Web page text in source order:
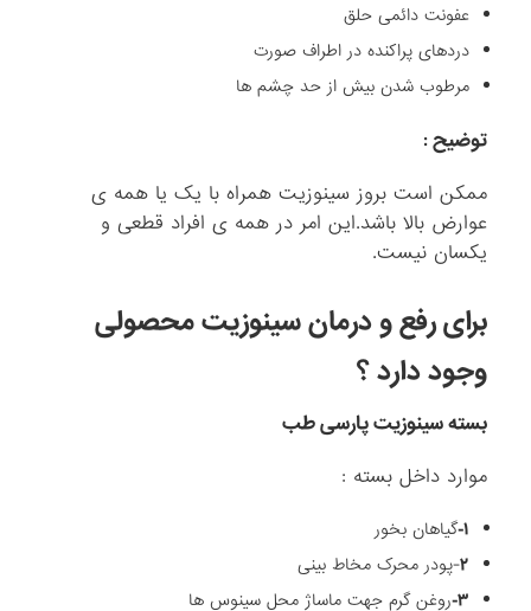
عفونت دائمی حلق
دردهای پراکنده در اطراف صورت
مرطوب شدن بیش از حد چشم ها
توضیح :
ممکن است بروز سینوزیت همراه با یک یا همه ی
عوارض بالا باشد.این امر در همه ی افراد قطعی و
یکسان نیست.
برای رفع و درمان سینوزیت محصولی
وجود دارد ؟
بسته سینوزیت پارسی طب
موارد داخل بسته :
۱- گیاهان بخور
۲-پودر محرک مخاط بینی
۳- روغن گرم جهت ماساژ محل سینوس ها